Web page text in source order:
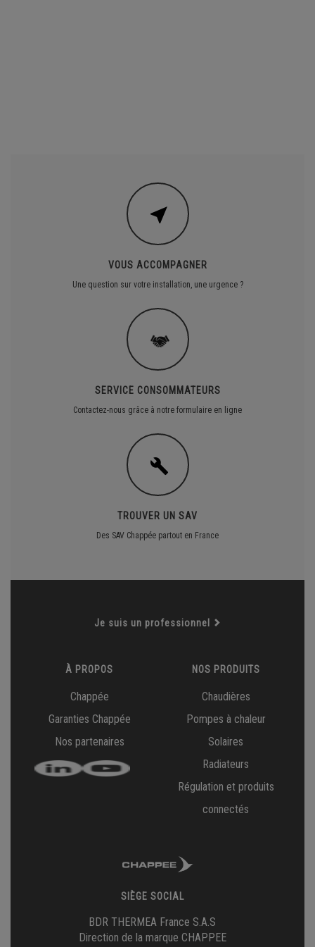
VOUS ACCOMPAGNER
Une question sur votre installation, une urgence ?
SERVICE CONSOMMATEURS
Contactez-nous grâce à notre formulaire en ligne
TROUVER UN SAV
Des SAV Chappée partout en France
Je suis un professionnel
À PROPOS
Chappée
Garanties Chappée
Nos partenaires
NOS PRODUITS
Chaudières
Pompes à chaleur
Solaires
Radiateurs
Régulation et produits
connectés
SIÈGE SOCIAL
BDR THERMEA France S.A.S
Direction de la marque CHAPPEE